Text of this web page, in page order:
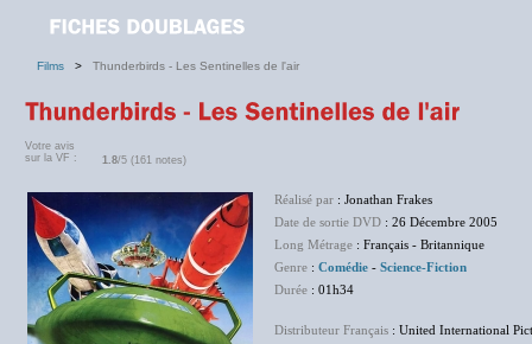
Films > Thunderbirds - Les Sentinelles de l'air
Votre avis
sur la VF :
1.8/5 (161 notes)
Réalisé par : Jonathan Frakes
Date de sortie DVD : 26 Décembre 2005
Long Métrage : Français - Britannique
Genre : Comédie - Science-Fiction
Durée : 01h34
Distributeur Français : United International